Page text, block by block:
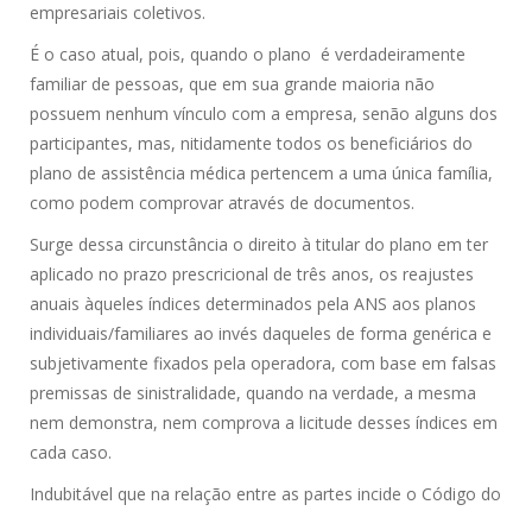
empresariais coletivos.
É o caso atual, pois, quando o plano é verdadeiramente
familiar de pessoas, que em sua grande maioria não
possuem nenhum vínculo com a empresa, senão alguns dos
participantes, mas, nitidamente todos os beneficiários do
plano de assistência médica pertencem a uma única família,
como podem comprovar através de documentos.
Surge dessa circunstância o direito à titular do plano em ter
aplicado no prazo prescricional de três anos, os reajustes
anuais àqueles índices determinados pela ANS aos planos
individuais/familiares ao invés daqueles de forma genérica e
subjetivamente fixados pela operadora, com base em falsas
premissas de sinistralidade, quando na verdade, a mesma
nem demonstra, nem comprova a licitude desses índices em
cada caso.
Indubitável que na relação entre as partes incide o Código do